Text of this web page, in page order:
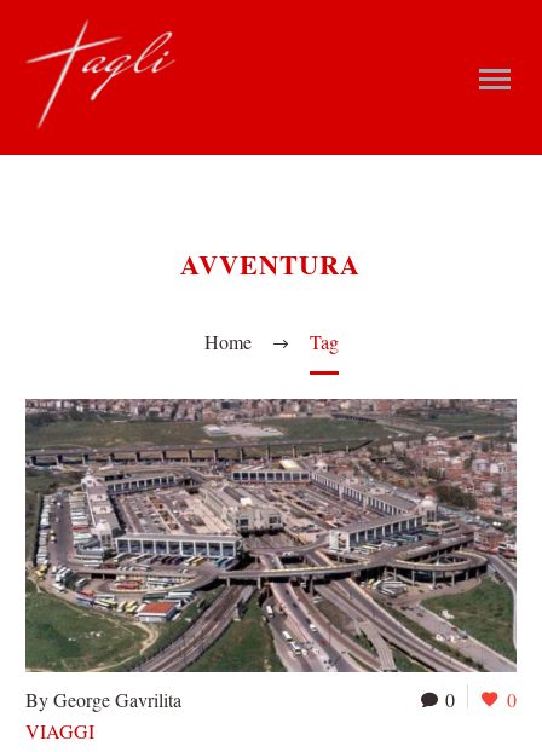
AVVENTURA
Home Tag
0 0
By George Gavrilita
VIAGGI